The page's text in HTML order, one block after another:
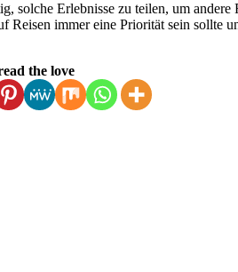
Erlebnisse zu teilen, um
immer eine Priorität sein sollte
the love